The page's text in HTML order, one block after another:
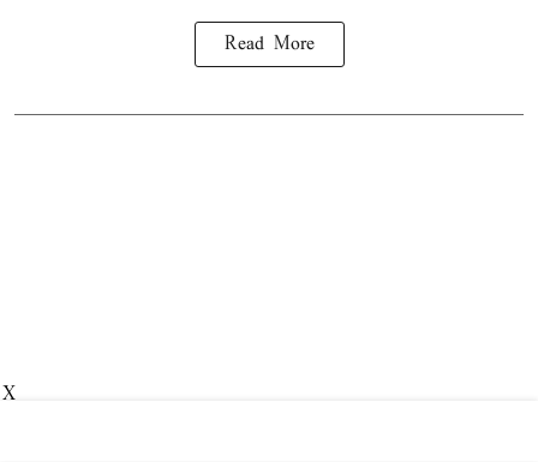
Read More
X